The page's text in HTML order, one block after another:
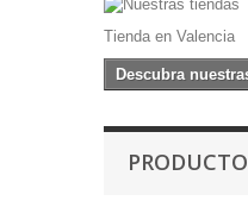
Tienda en Valencia
Descubra